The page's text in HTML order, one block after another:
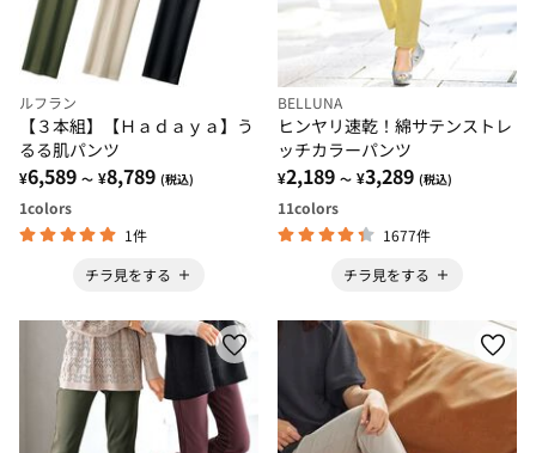
ルフラン
【３本組】【Ｈａｄａｙａ】う
るる肌パンツ
¥6,589 ～ ¥8,789 (税込)
1colors
1件
チラ見をする
BELLUNA
ヒンヤリ速乾！綿サテンストレ
ッチカラーパンツ
¥2,189 ～ ¥3,289 (税込)
11colors
1677件
チラ見をする